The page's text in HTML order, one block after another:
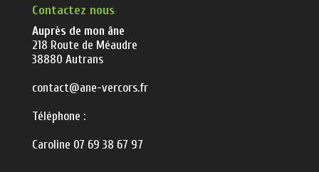
Contactez nous
Auprès de mon âne
218 Route de Méaudre
38880 Autrans
contact@ane-vercors.fr
Téléphone :
Caroline 07 69 38 67 97